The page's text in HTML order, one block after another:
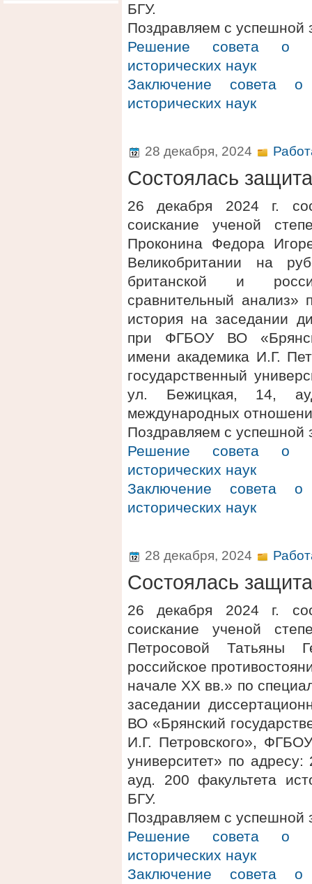
БГУ.
Поздравляем с успешной
Решение совета о
исторических наук
Заключение совета о
исторических наук
28 декабря, 2024
Состоялась защита
26 декабря 2024 г.
соискание ученой
Проконина Федора
Великобритании на
британской и
сравнительный анализ»
история на заседании
при ФГБОУ ВО
имени академика И.Г.
государственный
ул. Бежицкая, 14,
международных
Поздравляем с успешной
Решение совета о
исторических наук
Заключение совета о
исторических наук
28 декабря, 2024
Состоялась защита
26 декабря 2024 г.
соискание ученой
Петросовой Татьяны
российское
начале XX вв.» по
заседании
ВО «Брянский
И.Г. Петровского»,
университет» по
ауд. 200 факультета
БГУ.
Поздравляем с успешной
Решение совета о
исторических наук
Заключение совета о